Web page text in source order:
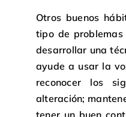
Otros buenos
tipo de
desarrollar una
ayude a usar la
reconocer los
alteración;
tener un buen